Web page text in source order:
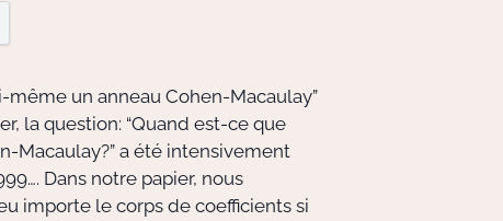
un anneau Cohen-Macaulay”
la question: “Quand est-ce que
Macaulay?” a été intensivement
Dans notre papier, nous
importe le corps de coefficients si